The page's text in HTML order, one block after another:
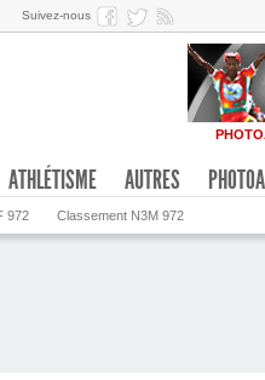
Suivez-nous
972 Classement N3M 972
ATHLÉTISME AUTRES